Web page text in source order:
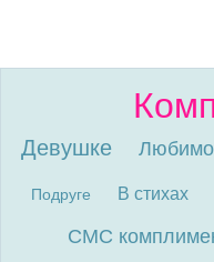
Девушке
Подруге В стихах
СМС